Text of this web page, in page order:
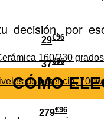
37€96
de potencia,
29€96
160/230
279€96
decisión, por
CÓMO